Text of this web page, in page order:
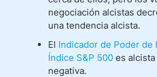
negociación alcistas
una tendencia alcista.
El Indicador de Poder de
Índice S&P 500 es
negativa.